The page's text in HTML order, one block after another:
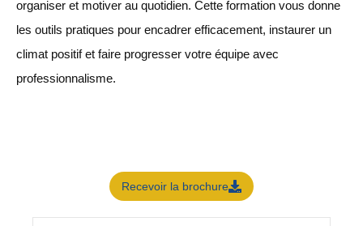
organiser et motiver au quotidien. Cette formation vous donne
les outils pratiques pour encadrer efficacement, instaurer un
climat positif et faire progresser votre équipe avec
professionnalisme.
Recevoir la brochure